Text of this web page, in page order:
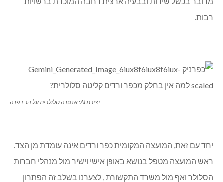
רבות.
יצירת AI: אנטנה סלולרית על הר דפנה
יחד עם זאת, המועצה המקומית כפר ורדים אינה עומדת מן הצד.
ראש המועצה מטפל בנושא באופן אישי וישיר מול מנהלי חברות
הסלולר ואף מול משרד התקשורת , לצערנו בשלב זה הפתרון